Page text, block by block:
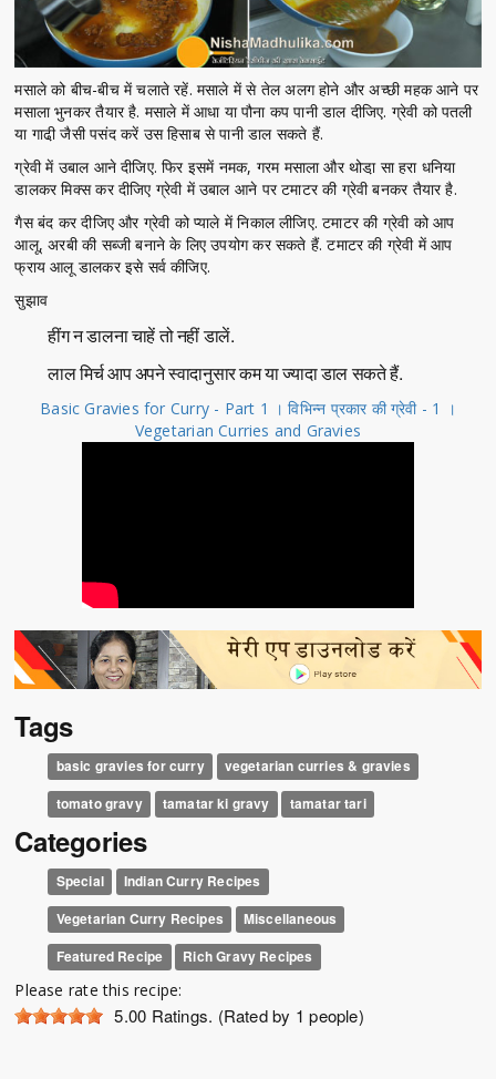
मसाले को बीच-बीच में चलाते रहें. मसाले में से तेल अलग होने और अच्छी महक आने पर
मसाला भुनकर तैयार है. मसाले में आधा या पौना कप पानी डाल दीजिए. ग्रेवी को पतली
या गाढी़ जैसी पसंद करें उस हिसाब से पानी डाल सकते हैं.
ग्रेवी में उबाल आने दीजिए. फिर इसमें नमक, गरम मसाला और थोडा़ सा हरा धनिया
डालकर मिक्स कर दीजिए ग्रेवी में उबाल आने पर टमाटर की ग्रेवी बनकर तैयार है.
गैस बंद कर दीजिए और ग्रेवी को प्याले में निकाल लीजिए. टमाटर की ग्रेवी को आप
आलू, अरबी की सब्जी बनाने के लिए उपयोग कर सकते हैं. टमाटर की ग्रेवी में आप
फ्राय आलू डालकर इसे सर्व कीजिए.
सुझाव
हींग न डालना चाहें तो नहीं डालें.
लाल मिर्च आप अपने स्वादानुसार कम या ज्यादा डाल सकते हैं.
Basic Gravies for Curry - Part 1 । विभिन्न प्रकार की ग्रेवी - 1 ।
Vegetarian Curries and Gravies
Tags
basic gravies for curry
vegetarian curries & gravies
tomato gravy
tamatar ki gravy tamatar tari
Categories
Special
Indian Curry Recipes
Vegetarian Curry Recipes
Miscellaneous
Featured Recipe
Rich Gravy Recipes
Please rate this recipe:
5.00 Ratings. (Rated by 1 people)